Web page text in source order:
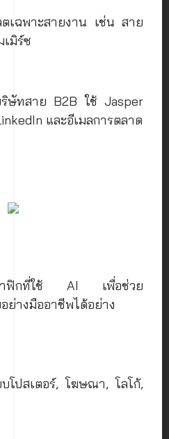
เฉพาะสายงาน เช่น สาย
มิร์ซ
ษัทสาย B2B ใช้ Jasper
และอีเมลการตลาด
ราฟิกที่ใช้ AI เพื่อช่วย
ย่างมืออาชีพได้อย่าง
โปสเตอร์, โฆษณา, โลโก้,